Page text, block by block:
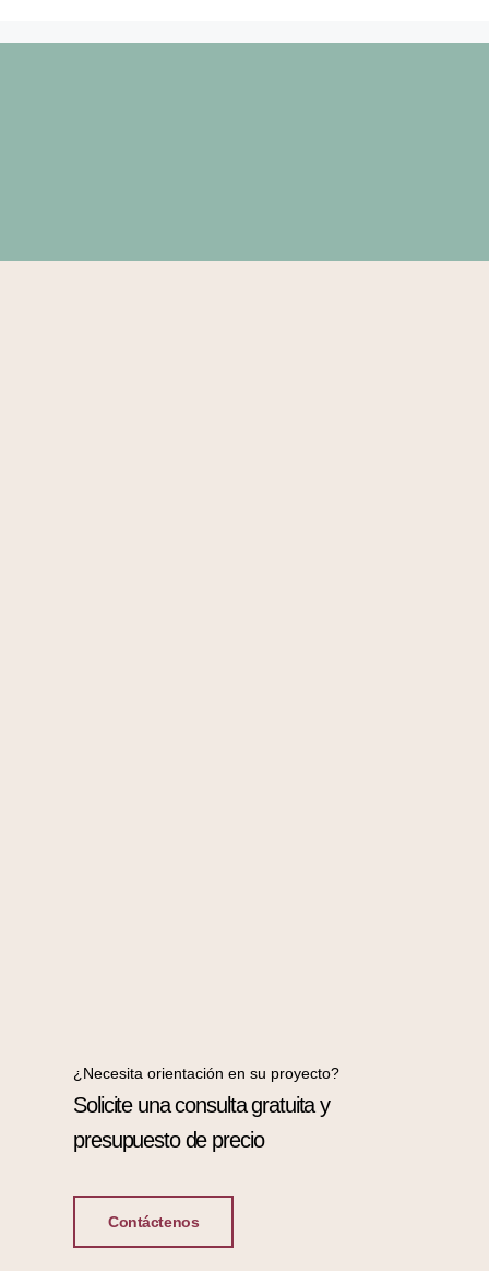
¿Necesita orientación en su proyecto?
Solicite una consulta gratuita y
presupuesto de precio
Contáctenos